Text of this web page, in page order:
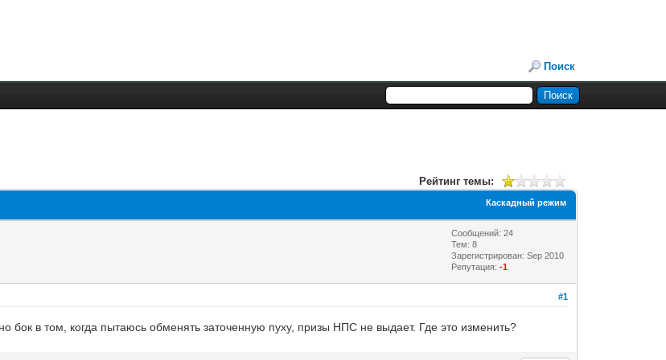
Поиск
Рейтинг темы:
Каскадный режим
Сообщений: 24
Тем: 8
Зарегистрирован: Sep 2010
Репутация:-1
#1
бок в том, когда пытаюсь обменять заточенную пуху, призы НПС не выдает. Где это изменить?